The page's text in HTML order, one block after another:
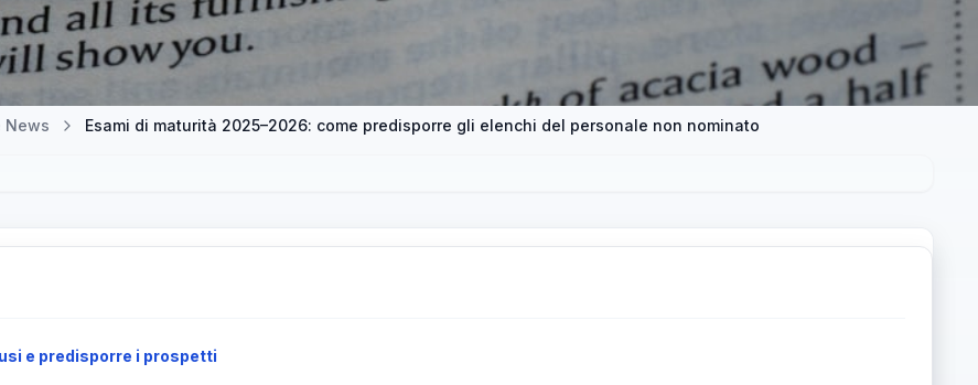
News Esami di maturità 2025–2026: come predisporre gli elenchi del personale non nominato
e predisporre i prospetti